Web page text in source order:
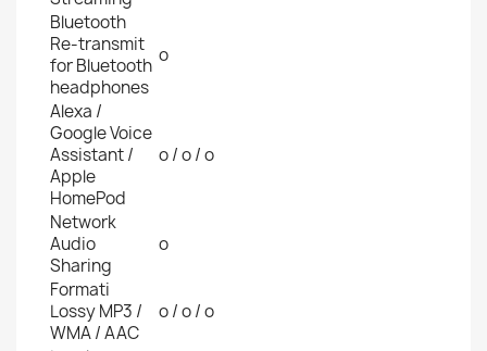
Bluetooth
Re-transmit
for Bluetooth
headphones
o
Alexa /
Google Voice
Assistant /
Apple
HomePod
o / o / o
Network
Audio
Sharing
o
Formati
Lossy MP3 /
WMA / AAC
o / o / o